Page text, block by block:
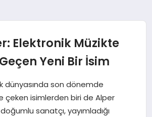
Elektronik Müzikte
Yeni Bir İsim
dünyasında son dönemde
çeken isimlerden biri de Alper
sanatçı, yayımladığı